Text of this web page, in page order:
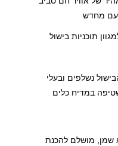
מחדש
נשלפים ובעלי
שמן, מושלם להכנת